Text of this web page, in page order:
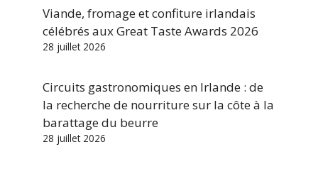
Viande, fromage et confiture irlandais
célébrés aux Great Taste Awards 2026
28 juillet 2026
Circuits gastronomiques en Irlande : de
la recherche de nourriture sur la côte à la
barattage du beurre
28 juillet 2026